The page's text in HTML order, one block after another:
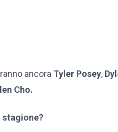
ancora Tyler Posey,
Cho.
stagione?